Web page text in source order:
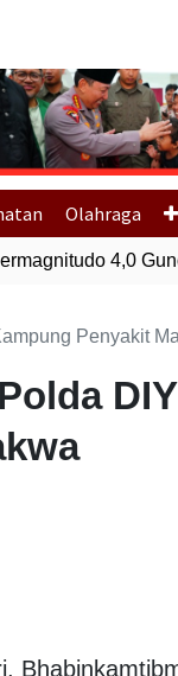
Olahraga
4,0
Penyakit